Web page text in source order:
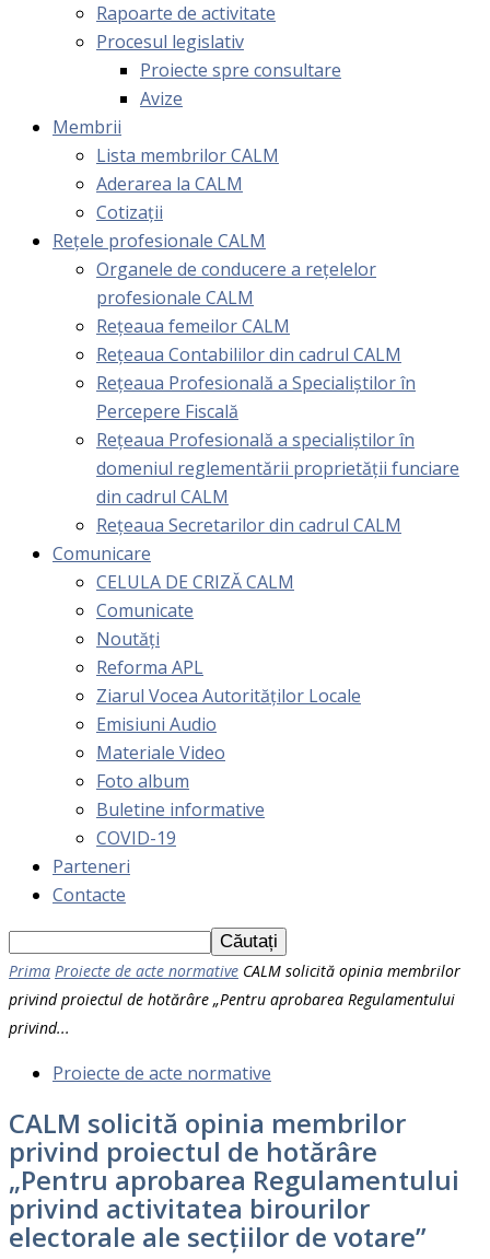
Rapoarte de activitate
Procesul legislativ
Proiecte spre consultare
Avize
Membrii
Lista membrilor CALM
Aderarea la CALM
Cotizaţii
Rețele profesionale CALM
Organele de conducere a rețelelor
profesionale CALM
Rețeaua femeilor CALM
Rețeaua Contabililor din cadrul CALM
Rețeaua Profesională a Specialiștilor în
Percepere Fiscală
Reţeaua Profesională a specialiştilor în
domeniul reglementării proprietăţii funciare
din cadrul CALM
Rețeaua Secretarilor din cadrul CALM
Comunicare
CELULA DE CRIZĂ CALM
Comunicate
Noutăți
Reforma APL
Ziarul Vocea Autorităților Locale
Emisiuni Audio
Materiale Video
Foto album
Buletine informative
COVID-19
Parteneri
Contacte
Prima Proiecte de acte normative CALM solicită opinia membrilor
privind proiectul de hotărâre „Pentru aprobarea Regulamentului
privind...
Proiecte de acte normative
CALM solicită opinia membrilor
privind proiectul de hotărâre
„Pentru aprobarea Regulamentului
privind activitatea birourilor
electorale ale secțiilor de votare”